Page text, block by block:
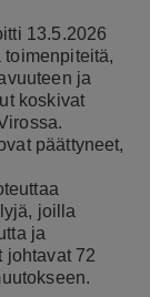
13.5.2026
toimenpiteitä,
ja
koskivat
päättyneet,
joilla
ja
johtavat 72